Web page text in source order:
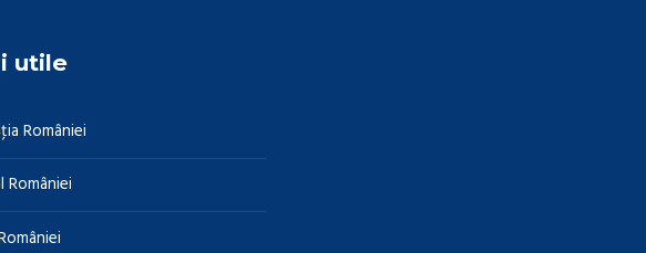
utile
României
României